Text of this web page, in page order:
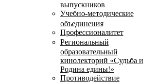
выпускников
Учебно-методические
объединения
Профессионалитет
Региональный
образовательный
кинолекторий «Судьба и
Родина едины!»
Противодействие